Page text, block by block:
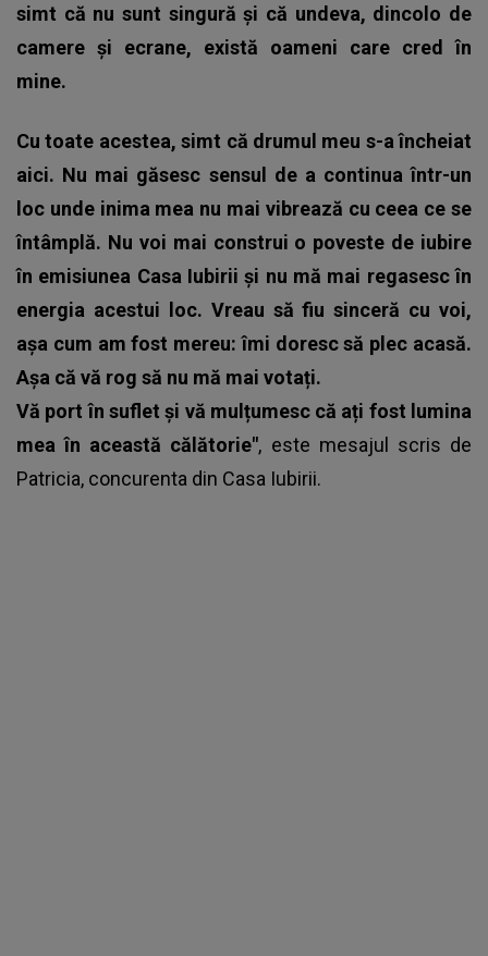
simt că nu sunt singură și că undeva, dincolo de
camere și ecrane, există oameni care cred în
mine.
Cu toate acestea, simt că drumul meu s-a încheiat
aici. Nu mai găsesc sensul de a continua într-un
loc unde inima mea nu mai vibrează cu ceea ce se
întâmplă. Nu voi mai construi o poveste de iubire
în emisiunea Casa Iubirii și nu mă mai regasesc în
energia acestui loc. Vreau să fiu sinceră cu voi,
așa cum am fost mereu: îmi doresc să plec acasă.
Așa că vă rog să nu mă mai votați.
Vă port în suflet și vă mulțumesc că ați fost lumina
mea în această călătorie", este mesajul scris de
Patricia, concurenta din Casa Iubirii.